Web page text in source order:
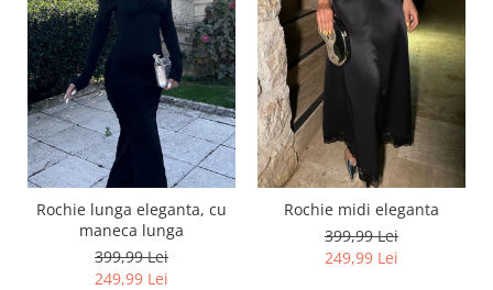
Rochie lunga eleganta, cu
maneca lunga
399,99 Lei
249,99 Lei
Rochie midi eleganta
399,99 Lei
249,99 Lei